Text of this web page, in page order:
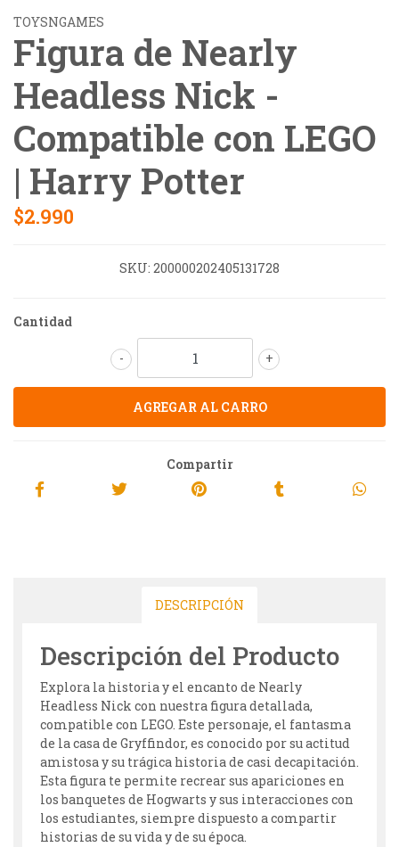
TOYSNGAMES
Figura de Nearly
Headless Nick -
Compatible con LEGO
| Harry Potter
$2.990
SKU: 200000202405131728
Cantidad
+
-
Compartir
DESCRIPCIÓN
Descripción del Producto
Explora la historia y el encanto de Nearly
Headless Nick con nuestra figura detallada,
compatible con LEGO. Este personaje, el fantasma
de la casa de Gryffindor, es conocido por su actitud
amistosa y su trágica historia de casi decapitación.
Esta figura te permite recrear sus apariciones en
los banquetes de Hogwarts y sus interacciones con
los estudiantes, siempre dispuesto a compartir
historias de su vida y de su época.